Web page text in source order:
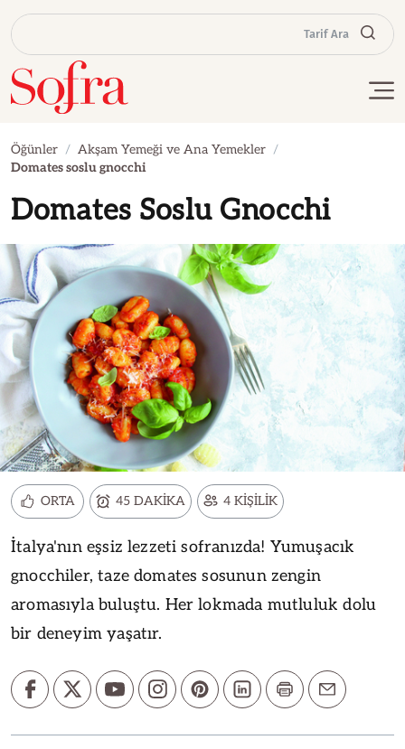
Tarif Ara
Öğünler
Akşam Yemeği ve Ana Yemekler
Domates soslu gnocchi
Domates Soslu Gnocchi
ORTA 45 DAKİKA 4 KİŞİLİK
İtalya'nın eşsiz lezzeti sofranızda! Yumuşacık
gnocchiler, taze domates sosunun zengin
aromasıyla buluştu. Her lokmada mutluluk dolu
bir deneyim yaşatır.